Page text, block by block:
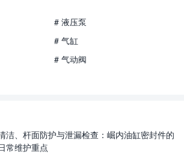
# 液压泵
# 气缸
# 气动阀
洁、杆面防护与泄漏检查：崛内油缸密封件的
常维护重点